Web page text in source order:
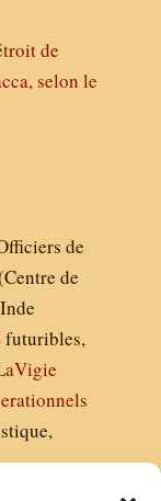
de
selon le
de
de
futuribles,